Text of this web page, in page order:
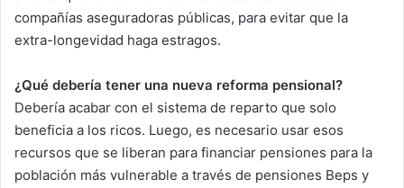
compañías aseguradoras públicas, para evitar que la
extra-longevidad haga estragos.
¿Qué debería tener una nueva reforma pensional?
Debería acabar con el sistema de reparto que solo
beneficia a los ricos. Luego, es necesario usar esos
recursos que se liberan para financiar pensiones para la
población más vulnerable a través de pensiones Beps y